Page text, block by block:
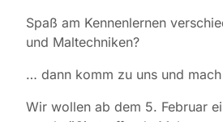
Spaß am Kennenlernen
und Maltechniken?
… dann komm zu uns und
Wir wollen ab dem 5. Februar